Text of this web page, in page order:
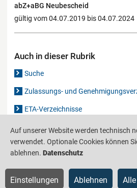
abZ+aBG Neubescheid
gültig vom 04.07.2019 bis 04.07.2024
Auch in dieser Rubrik
Suche
Zulassungs- und
ETA-Verzeichnisse
Gutachten-Verzeichnis
Barrierefreiheit Datenschutz
Auf unserer Website werden technisch
verwendet. Optionale Cookies können
ablehnen. Datenschutz
Einstellungen Ablehnen